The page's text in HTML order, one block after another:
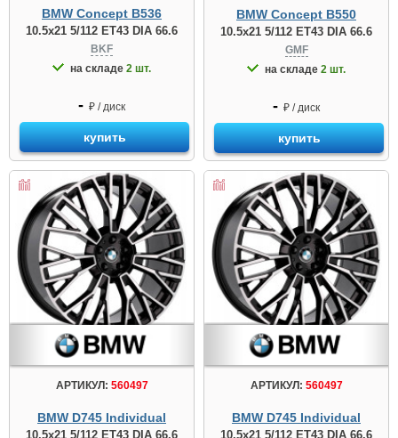
BMW Concept B536
10.5x21 5/112 ET43 DIA 66.6
BKF
на складе 2 шт.
- ₽ / диск
купить
BMW Concept B550
10.5x21 5/112 ET43 DIA 66.6
GMF
на складе 2 шт.
- ₽ / диск
купить
АРТИКУЛ: 560497
BMW D745 Individual
10.5x21 5/112 ET43 DIA 66.6
АРТИКУЛ: 560497
BMW D745 Individual
10.5x21 5/112 ET43 DIA 66.6